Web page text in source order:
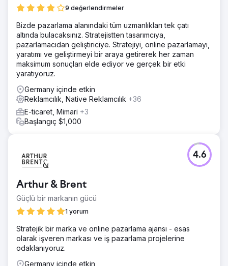
9 değerlendirmeler
Bizde pazarlama alanındaki tüm uzmanlıkları tek çatı
altında bulacaksınız. Stratejistten tasarımcıya,
pazarlamacıdan geliştiriciye. Stratejiyi, online pazarlamayı,
yaratımı ve geliştirmeyi bir araya getirerek her zaman
maksimum sonuçları elde ediyor ve gerçek bir etki
yaratıyoruz.
Germany içinde etkin
Reklamcılık, Native Reklamcılık +36
E-ticaret, Mimari +3
Başlangıç $1,000
Arthur & Brent
Güçlü bir markanın gücü
1 yorum
4.6
Stratejik bir marka ve online pazarlama ajansı - esas
olarak işveren markası ve iş pazarlama projelerine
odaklanıyoruz.
Germany içinde etkin